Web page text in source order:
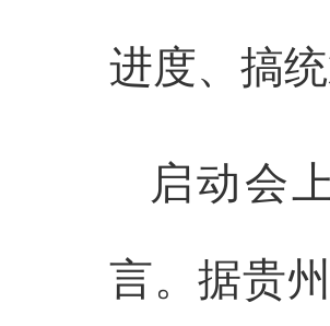
进度、搞
启动会
言。据贵